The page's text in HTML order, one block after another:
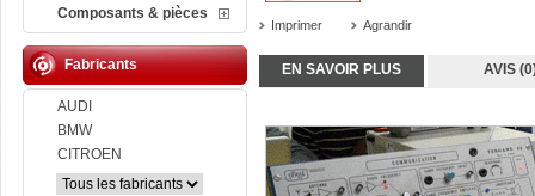
Composants & pièces
Fabricants
AUDI
BMW
CITROEN
Imprimer Agrandir
EN SAVOIR PLUS AVIS